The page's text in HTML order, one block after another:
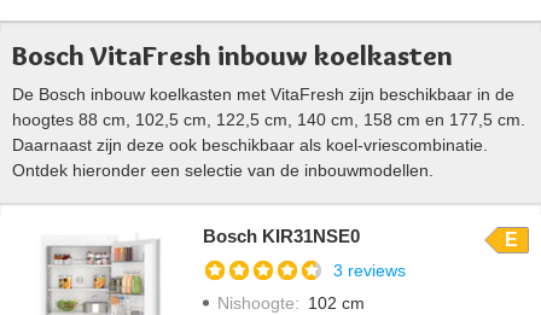
Bosch VitaFresh inbouw koelkasten
De Bosch inbouw koelkasten met VitaFresh zijn beschikbaar in de
hoogtes 88 cm, 102,5 cm, 122,5 cm, 140 cm, 158 cm en 177,5 cm.
Daarnaast zijn deze ook beschikbaar als koel-vriescombinatie.
Ontdek hieronder een selectie van de inbouwmodellen.
Bosch KIR31NSE0 E
3 reviews
Nishoogte: 102 cm